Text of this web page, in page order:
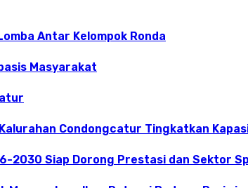
Antar Kelompok Ronda
Masyarakat
Condongcatur Tingkatkan
2030 Siap Dorong Prestasi dan Sektor